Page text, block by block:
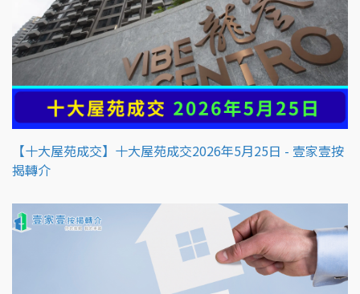
【十大屋苑成交】十大屋苑成交2026年5月25日 - 壹家壹按
揭轉介